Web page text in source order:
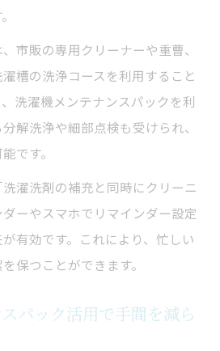
ニングが故障リスクを抑える
洗濯機クリーニング負担が軽
ニングで家計にも安心のメリ
最新クリーニング事情
クリーニングサービス事情を
ニングの新技術による清潔維
機にも適したクリーニング方
市販の専用クリーナーや重曹、
槽の洗浄コースを利用すること
洗濯機メンテナンスパックを利
解洗浄や細部点検も受けられ、
です。
濯洗剤の補充と同時にクリーニ
ーやスマホでリマインダー設定
有効です。これにより、忙しい
保つことができます。
パック活用で手間を減ら